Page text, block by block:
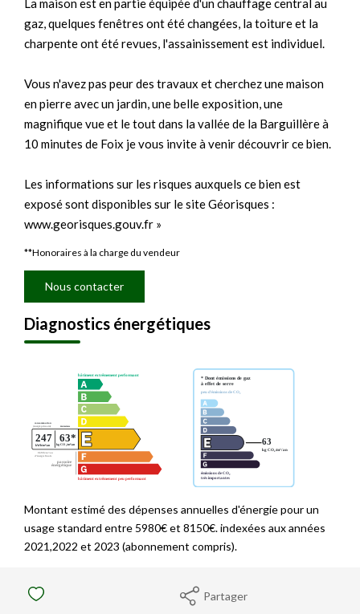
La maison est en partie équipée d'un chauffage central au
gaz, quelques fenêtres ont été changées, la toiture et la
charpente ont été revues, l'assainissement est individuel.
Vous n'avez pas peur des travaux et cherchez une maison
en pierre avec un jardin, une belle exposition, une
magnifique vue et le tout dans la vallée de la Barguillère à
10 minutes de Foix je vous invite à venir découvrir ce bien.
Les informations sur les risques auxquels ce bien est
exposé sont disponibles sur le site Géorisques :
www.georisques.gouv.fr »
**Honoraires à la charge du vendeur
Nous contacter
Diagnostics énergétiques
Montant estimé des dépenses annuelles d'énergie pour un
usage standard entre 5980€ et 8150€. indexées aux années
2021,2022 et 2023 (abonnement compris).
Partager